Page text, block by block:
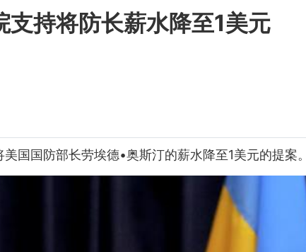
支持将防长薪水降至1美元
国国防部长劳埃德•奥斯汀的薪水降至1美元的提案。